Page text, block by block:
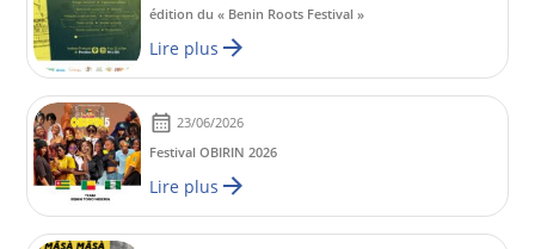
édition du « Benin Roots Festival »
Lire plus
23/06/2026
Festival OBIRIN 2026
Lire plus